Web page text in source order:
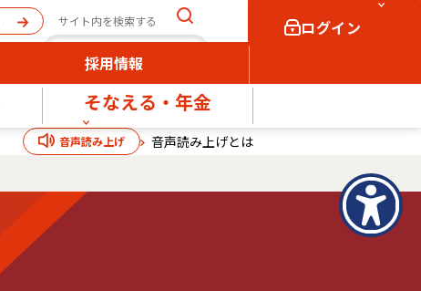
ログイン
個人向け 法人向け
採用情報
そなえる・年金
音声読み上げ 音声読み上げとは